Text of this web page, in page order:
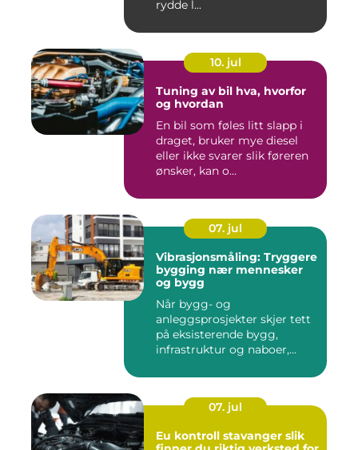
rydde l...
10. jul
Tuning av bil hva, hvorfor
og hvordan
En bil som føles litt slapp i
draget, bruker mye diesel
eller ikke svarer slik føreren
ønsker, kan o...
07. jul
Vibrasjonsmåling: Tryggere
bygging nær mennesker
og bygg
Når bygg- og
anleggsprosjekter skjer tett
på eksisterende bygg,
infrastruktur og naboer,...
07. jul
Eu kontroll stavanger slik